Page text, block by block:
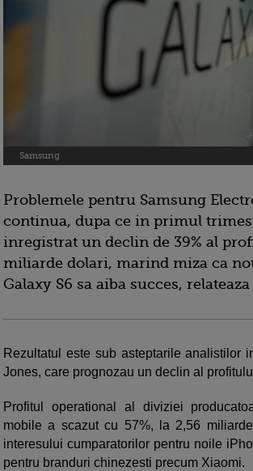
Samsung
Problemele pentru Samsung
continua, dupa ce in primul
inregistrat un declin de 39% al
miliarde dolari, marind miza ca
Galaxy S6 sa aiba succes,
Rezultatul este sub asteptarile analistilor
Jones, care prognozau un declin al
Profitul operational al diviziei
mobile a scazut cu 57%, la 2,56
interesului cumparatorilor pentru noile
pentru branduri chinezesti precum Xiaomi.